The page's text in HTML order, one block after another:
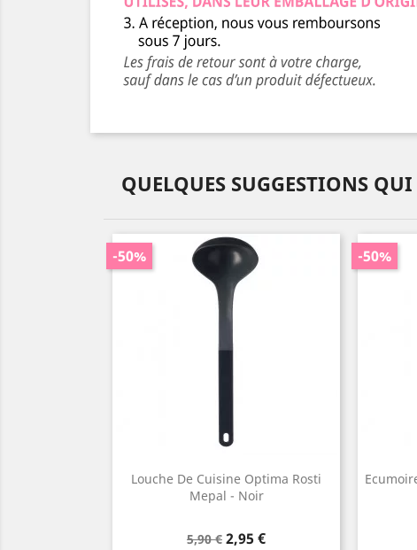
QUELQUES SUGGESTIONS
Louche De Cuisine Optima Rosti
Mepal - Noir
Prix
5,90 €
-50%
Prix
2,95 €
-50%